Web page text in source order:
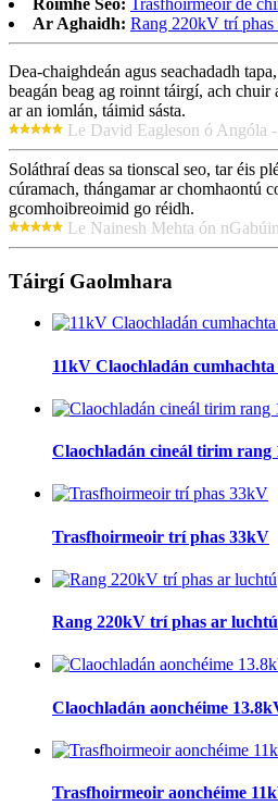
Ar Aghaidh: Rang 220kV trí phas
Dea-chaighdeán agus seachadadh
beagán beag ag roinnt táirgí, ach
ar an iomlán, táimid sásta.
Le David Eagleson ó Angóla
Soláthraí deas sa tionscal seo, tar éis
cúramach, thángamar ar chomhaontú
gcomhoibreoimid go réidh.
Le Nainesh Mehta ón
Táirgí Gaolmhara
11kV Claochladán
Claochladán cineál tirim rang
Trasfhoirmeoir trí phas 33kV
Rang 220kV trí phas ar luchtú
Claochladán aonchéime
Trasfhoirmeoir aonchéime